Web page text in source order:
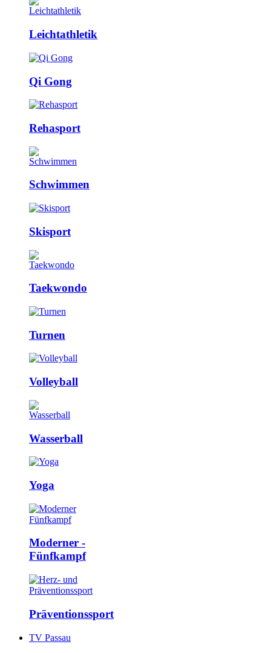
Leicht­athletik
Qi Gong
Rehasport
Schwimmen
Skisport
Taekwondo
Turnen
Volleyball
Wasserball
Yoga
Moderner ­
Fünfkampf
Präventions­sport
TV Passau